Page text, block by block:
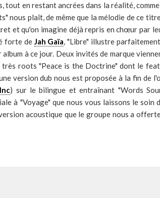
tout en restant ancrées dans la réalité,
nous plaît, de même que la mélodie de ce
et qu'on imagine déjà repris en chœur par
forte de Jah Gaïa, "Libre" illustre
à ce jour. Deux invités de marque
très roots "Peace is the Doctrine" dont le
version dub nous est proposée à la fin de
) sur le bilingue et entraînant "Words
à "Voyage" que nous vous laissons le soin
acoustique que le groupe nous a